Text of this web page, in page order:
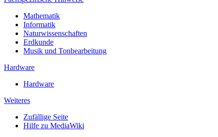
Mathematik
Informatik
Naturwissenschaften
Erdkunde
Musik und Tonbearbeitung
Hardware
Hardware
Weiteres
Zufällige Seite
Hilfe zu MediaWiki